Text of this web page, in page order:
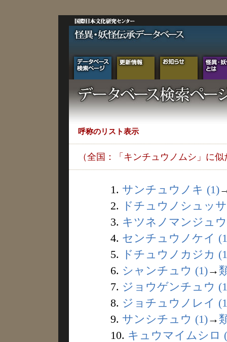
呼称のリスト表示
（全国：「キンチュウノムシ」に
1. サンチュウノキ (1)
2.
ドチュウノシュッ
3. キツネノマンジュ
4. センチュウノケイ
5.
ドチュウノカジカ
6. シャンチュウ (1)→
7. ジョウゲンチュウ
8. ジョチュウノレイ
9. サンシチュウ (1)→
10. キュウマイムシロ